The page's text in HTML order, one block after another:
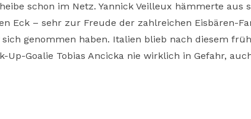
schon im Netz. Yannick Veilleux hämmerte aus
Eck – sehr zur Freude der zahlreichen Eisbären-
genommen haben. Italien blieb nach diesem
Goalie Tobias Ancicka nie wirklich in Gefahr,